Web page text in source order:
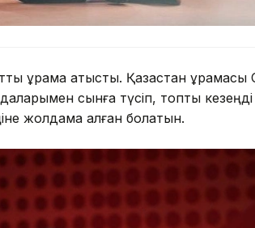
құрама қатысты. Қазақстан
сынға түсіп, топтық кезеңді
жолдама алған болатын.